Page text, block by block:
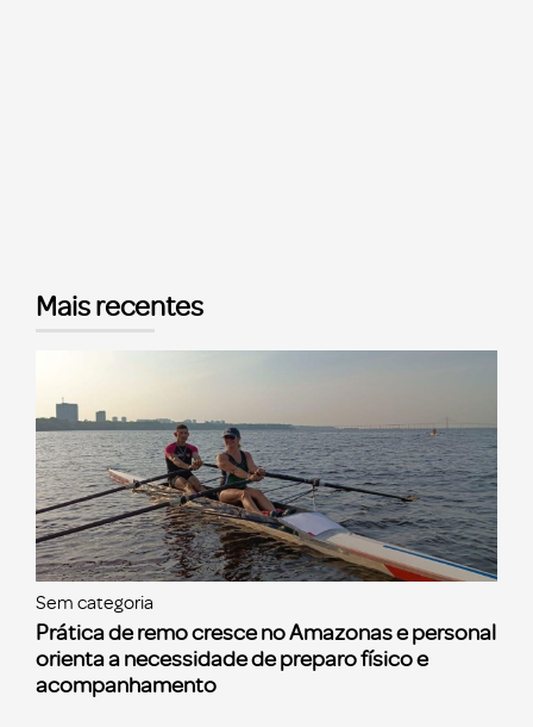
Mais recentes
Sem categoria
Prática de remo cresce no Amazonas e personal
orienta a necessidade de preparo físico e
acompanhamento